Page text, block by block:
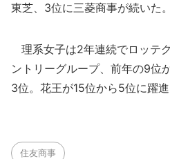
東芝、3位に三菱商事が続いた。
理系女子は2年連続でロッテ
ントリーグループ、前年の9位
3位。花王が15位から5位に躍進
住友商事